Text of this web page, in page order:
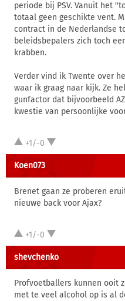
periode bij PSV. Vanuit het
totaal geen geschikte vent.
contract in de Nederlandse
beleidsbepalers zich toch
krabben.
Verder vind ik Twente over
waar ik graag naar kijk. Ze
gunfactor dat bijvoorbeeld
kwestie van persoonlijke
+1/-0
Koen073
Brenet gaan ze proberen
nieuwe back voor Ajax?
+1/-0
shevchenko
Profvoetballers kunnen ooit
met te veel alcohol op is al